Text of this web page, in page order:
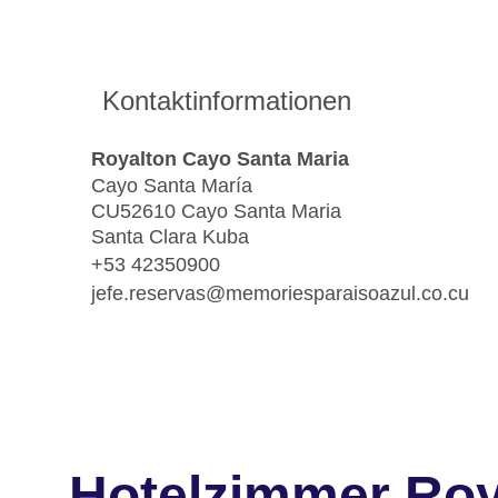
Kontaktinformationen
Royalton Cayo Santa Maria
Cayo Santa María
CU52610 Cayo Santa Maria
Santa Clara Kuba
+53 42350900
jefe.reservas@memoriesparaisoazul.co.cu